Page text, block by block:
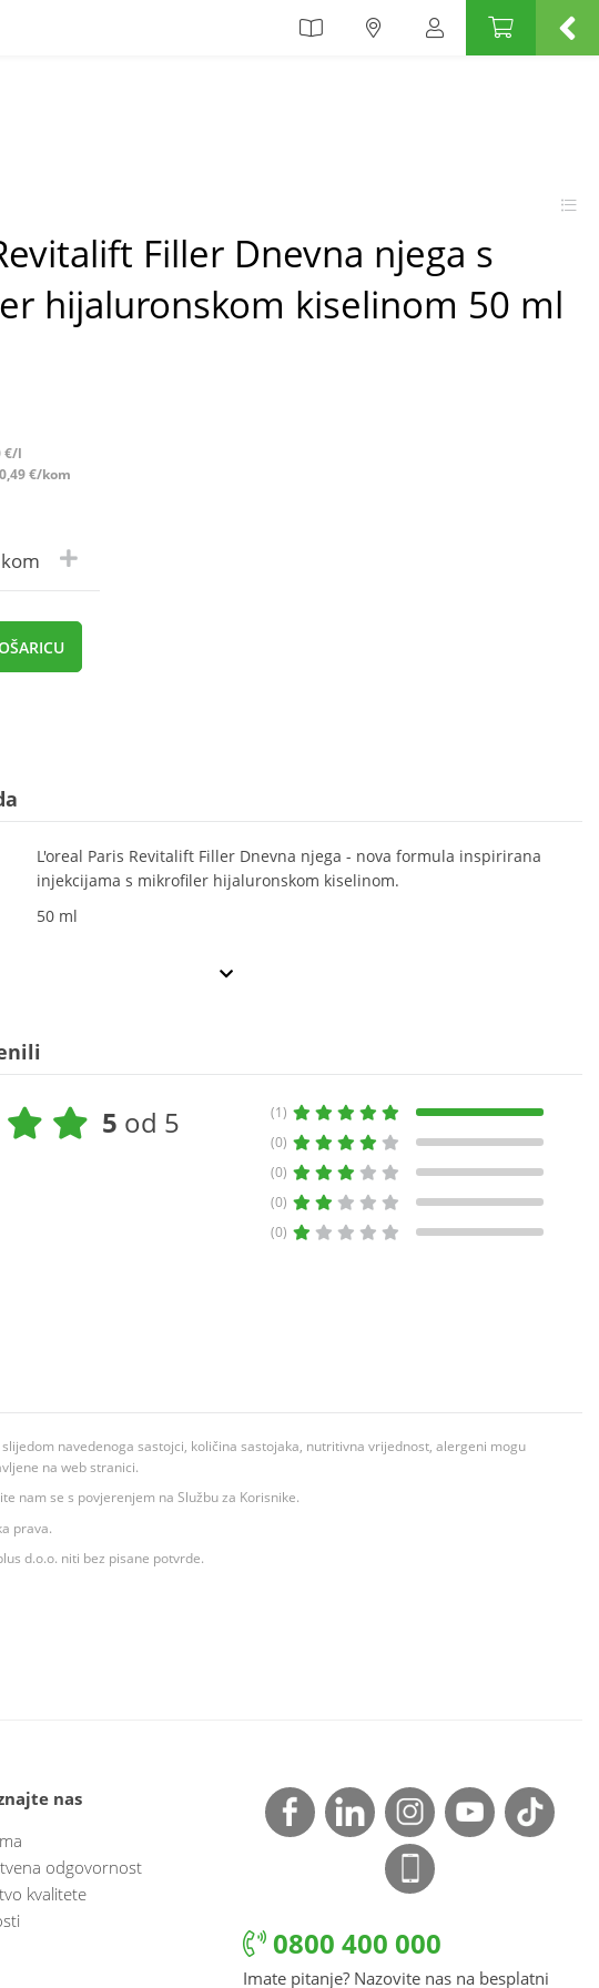
Filler Dnevna njega s
hijaluronskom kiselinom 50 ml
€/l
€/kom
kom
L'oreal Paris Revitalift Filler Dnevna njega - nova formula inspirirana
injekcijama s mikrofiler hijaluronskom kiselinom.
50 ml
5 od 5
(1)
(0)
(0)
(0)
(0)
navedenoga sastojci, količina sastojaka, nutritivna vrijednost, alergeni mogu
na web stranici.
nam se s povjerenjem na Službu za Korisnike.
prava.
d.o.o. niti bez pisane potvrde.
nas
odgovornost
kvalitete
0800 400 000
Imate pitanje? Nazovite nas na besplatni